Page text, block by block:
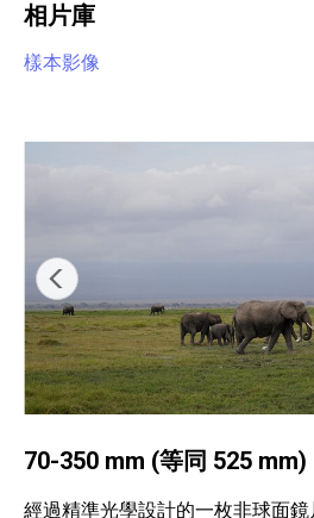
相片庫
樣本影像
70-350 mm (等同 525
經過精準光學設計的一枚非球面